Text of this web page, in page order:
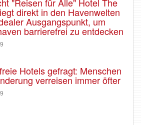
direkt in den Havenwelten
Ausgangspunkt, um
barrierefrei zu entdecken
Hotels gefragt: Menschen
verreisen immer öfter